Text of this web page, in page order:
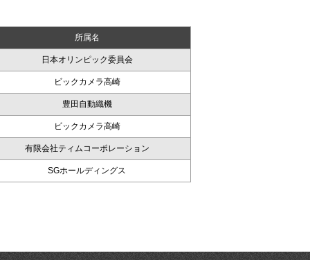
所属名
日本オリンピック委員会
ビックカメラ高崎
豊田自動織機
ビックカメラ高崎
有限会社ティムコーポレーション
SGホールディングス